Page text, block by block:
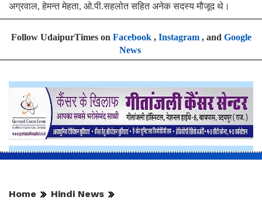
अग्रवाल, हेमन्त मेहता, ओ.पी.सहलोत सहित अनेक सदस्य मौजूद थे।
Follow UdaipurTimes on Facebook, Instagram, and Google
News
Home Hindi News